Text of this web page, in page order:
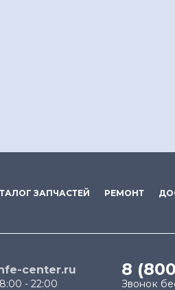
ЗАПЧАСТЕЙ РЕМОНТ
center.ru
- 22:00
8
Звонок